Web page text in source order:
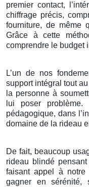
premier contact,
chiffrage précis,
fourniture, de même
Grâce à cette
comprendre le budget
L’un de nos
support intégral tout
la personne à
lui poser
pédagogique, dans
domaine de la rideau
De fait, beaucoup
rideau blindé
faisant appel à notre
gagner en sérénité,